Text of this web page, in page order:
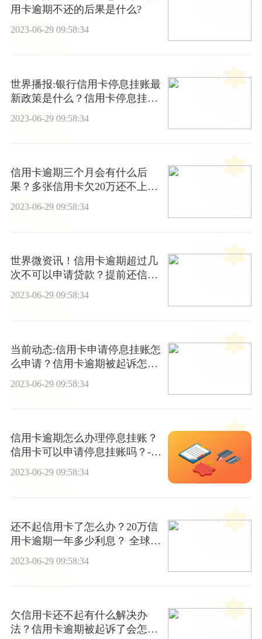
用卡逾期不还的后果是什么?
2023-06-29 09:58:34
世界播报:银行信用卡停息挂账最
新政策是什么？信用卡停息挂账
2023-06-29 09:58:34
信用卡逾期三个月会有什么后
果？多张信用卡欠20万还不上怎
么办? 当前观点
2023-06-29 09:58:34
世界微资讯！信用卡逾期超过几
次不可以申请贷款？提前还信用
卡是不是能减少利息？
2023-06-29 09:58:34
当前动态:信用卡申请停息挂账怎
么申请？信用卡逾期被起诉怎么
2023-06-29 09:58:34
信用卡逾期怎么办理停息挂账？
信用卡可以申请停息挂账吗？-全
球热头条
2023-06-29 09:58:34
还不起信用卡了怎么办？20万信
用卡逾期一年多少利息？ 全球头
2023-06-29 09:58:34
欠信用卡还不起有什么解决办
法？信用卡逾期被起诉了会怎